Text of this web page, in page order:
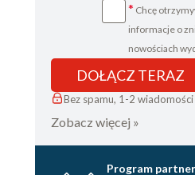
Fotografie
Podziękowania
Propozycje dalszych lektur
Strona redakcyjna
* Chcę
informacje o
nowościach
DOŁĄCZ TERAZ
Bez spamu, 1-2
Zobacz więcej »
Program